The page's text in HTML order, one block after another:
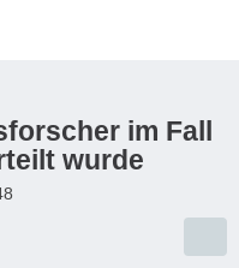
im Fall
wurde